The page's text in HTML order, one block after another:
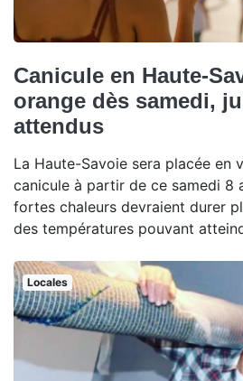
Canicule en Haute-
orange dès samedi,
attendus
La Haute-Savoie sera placée en
canicule à partir de ce samedi 8
fortes chaleurs devraient durer
des températures pouvant
Locales